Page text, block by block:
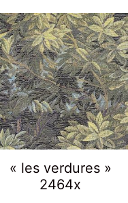
« les verdures »
2464x